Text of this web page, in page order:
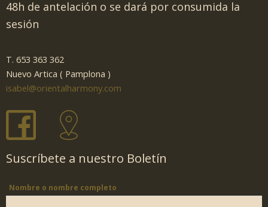
48h de antelación o se dará por consumida la
sesión
T. 653 363 362
Nuevo Artica ( Pamplona )
isabel@orientalharmony.com
Suscríbete a nuestro Boletín
Nombre o nombre completo